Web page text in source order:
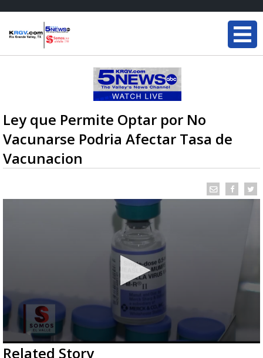
Ley que Permite Optar por No
Vacunarse Podria Afectar Tasa de
Vacunacion
0
Related Story